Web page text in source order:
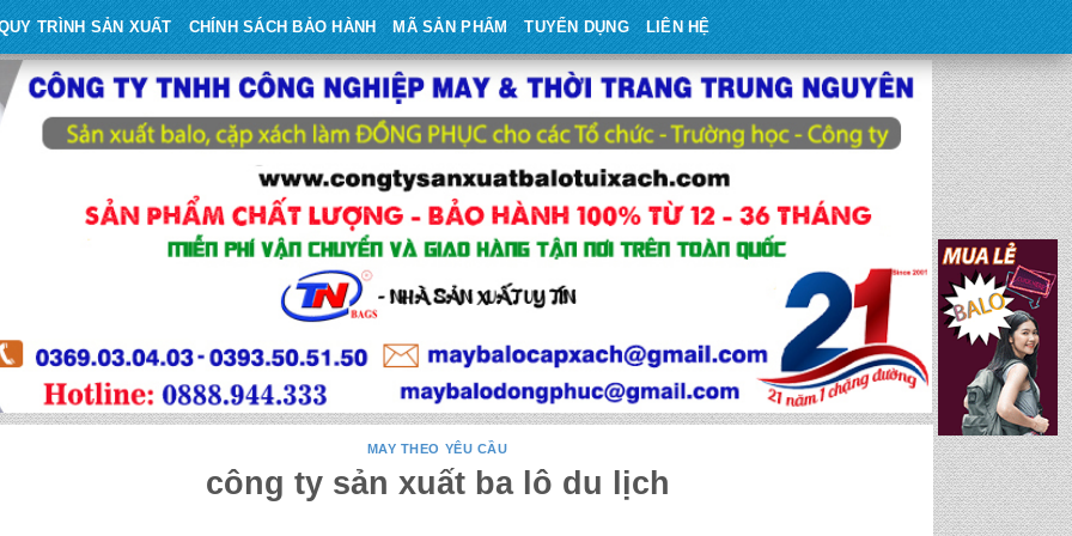
TRÌNH SẢN XUẤT CHÍNH SÁCH BẢO HÀNH MÃ SẢN PHẨM TUYỂN DỤNG LIÊN HỆ
MAY THEO YÊU CẦU
công ty sản xuất ba lô du lịch